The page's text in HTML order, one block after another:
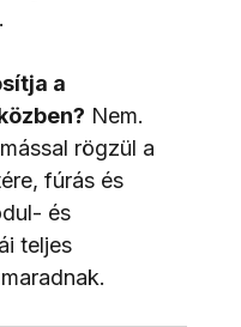
a
Nem.
rögzül a
fúrás és
és
teljes